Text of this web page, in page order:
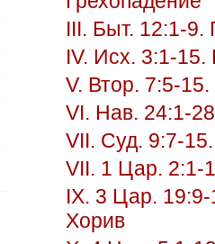
ΙΙΙ. Быт. 12:1-
IV. Исх. 3:1-
V. Втор. 7:5-
VI. Нав. 24:1-
VII. Суд. 9:7-
VII. 1 Цар. 2:1-
ΙΧ. 3 Цар.
Хорив